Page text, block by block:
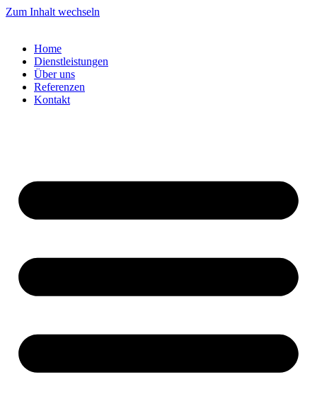
Zum Inhalt wechseln
Home
Dienstleistungen
Über uns
Referenzen
Kontakt